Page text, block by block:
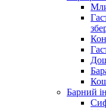
Барний